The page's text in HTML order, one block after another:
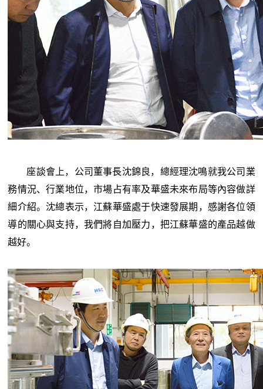
座談會上，公司董事長沈錦良，總經理沈鳴就我公司業
務情況、行業地位，市場占有率及華盛未來布局等內容做詳
細介紹。沈總表示，江蘇華盛處于快速發展期，感謝各位領
導的關心與支持，我們將自加壓力，把江蘇華盛的產品越做
越好。